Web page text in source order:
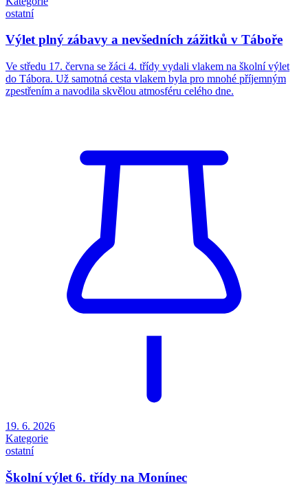
ostatní
Výlet plný zábavy a nevšedních zážitků v Táboře
Ve středu 17. června se žáci 4. třídy vydali vlakem na školní výlet
do Tábora. Už samotná cesta vlakem byla pro mnohé příjemným
zpestřením a navodila skvělou atmosféru celého dne.
19. 6. 2026
Kategorie
ostatní
Školní výlet 6. třídy na Monínec